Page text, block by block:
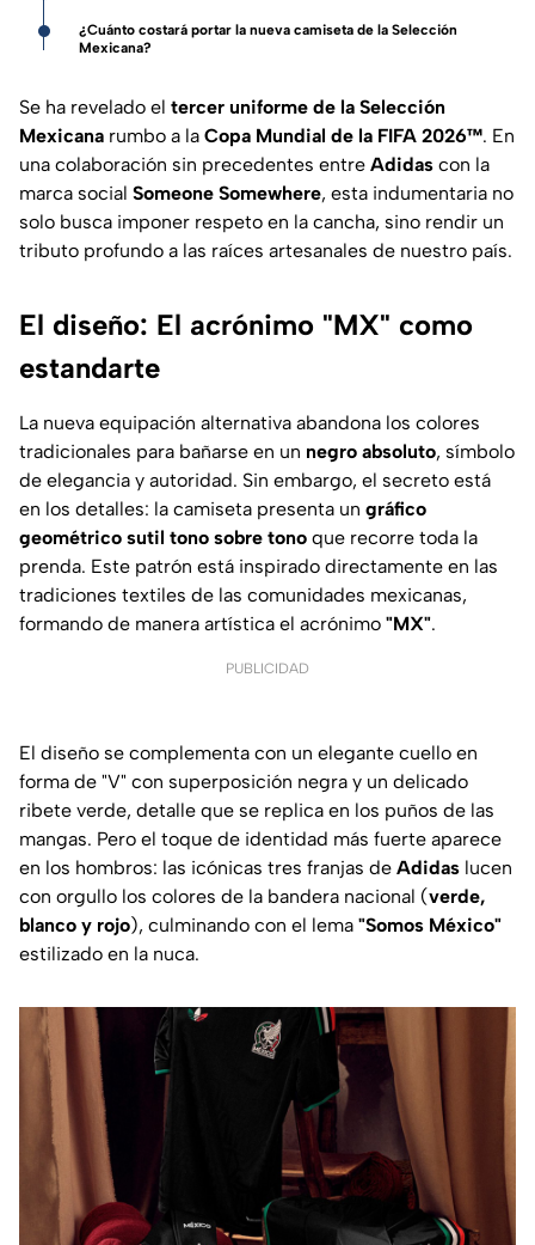
¿Cuánto costará portar la nueva camiseta de la Selección
Mexicana?
Se ha revelado el tercer uniforme de la Selección
Mexicana rumbo a la Copa Mundial de la FIFA 2026™. En
una colaboración sin precedentes entre Adidas con la
marca social Someone Somewhere, esta indumentaria no
solo busca imponer respeto en la cancha, sino rendir un
tributo profundo a las raíces artesanales de nuestro país.
El diseño: El acrónimo "MX" como
estandarte
La nueva equipación alternativa abandona los colores
tradicionales para bañarse en un negro absoluto, símbolo
de elegancia y autoridad. Sin embargo, el secreto está
en los detalles: la camiseta presenta un gráfico
geométrico sutil tono sobre tono que recorre toda la
prenda. Este patrón está inspirado directamente en las
tradiciones textiles de las comunidades mexicanas,
formando de manera artística el acrónimo "MX".
PUBLICIDAD
El diseño se complementa con un elegante cuello en
forma de "V" con superposición negra y un delicado
ribete verde, detalle que se replica en los puños de las
mangas. Pero el toque de identidad más fuerte aparece
en los hombros: las icónicas tres franjas de Adidas lucen
con orgullo los colores de la bandera nacional (verde,
blanco y rojo), culminando con el lema "Somos México"
estilizado en la nuca.